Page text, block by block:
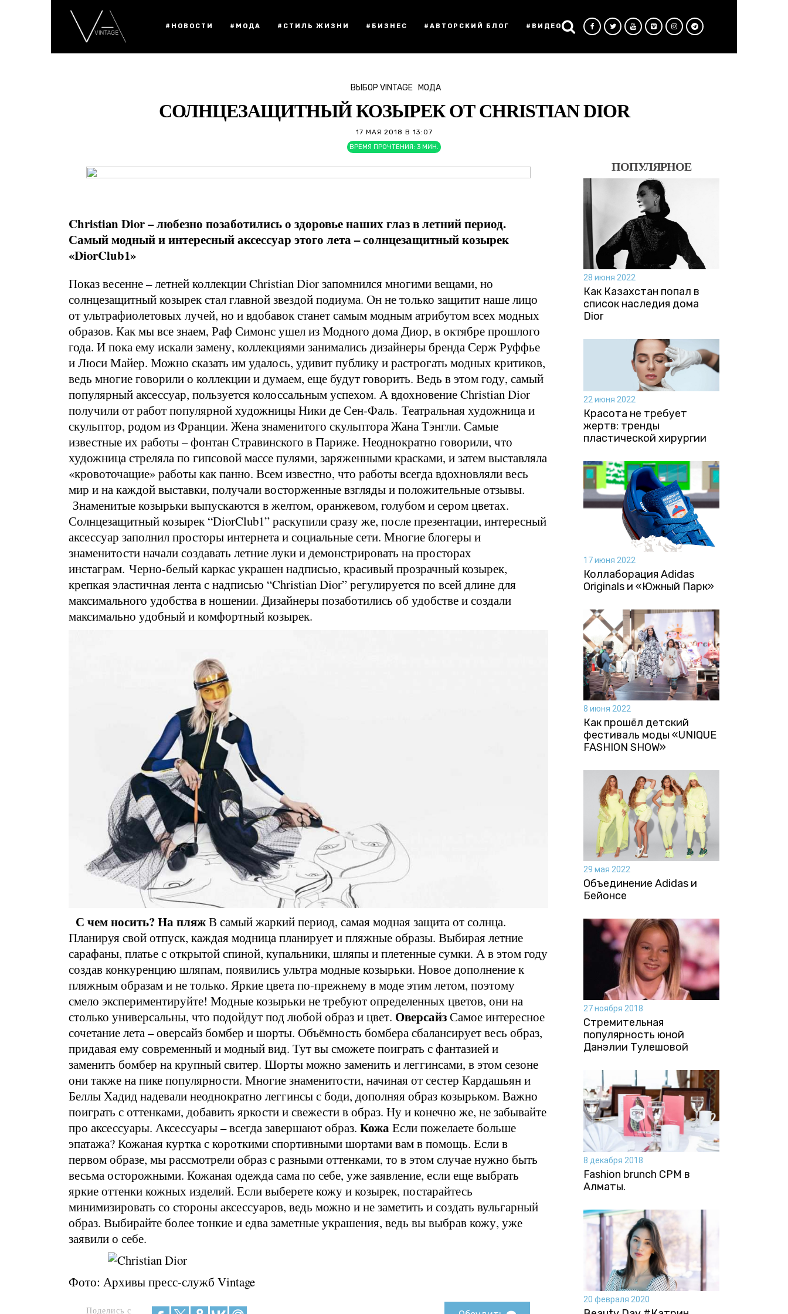
#НОВОСТИ #МОДА #СТИЛЬ ЖИЗНИ #БИЗНЕС #АВТОРСКИЙ БЛОГ #ВИДЕО
ВЫБОР VINTAGE МОДА
СОЛНЦЕЗАЩИТНЫЙ КОЗЫРЕК ОТ CHRISTIAN DIOR
17 МАЯ 2018 В 13:07
ВРЕМЯ ПРОЧТЕНИЯ: 3 МИН.
Christian Dior – любезно позаботились о здоровье наших глаз в летний период.
Самый модный и интересный аксессуар этого лета– солнцезащитный козырек
«DiorClub1»
Показ весенне – летней коллекции Christian Dior запомнился многими вещами, но
солнцезащитный козырек стал главной звездой подиума. Он не только защитит наше лицо
от ультрафиолетовых лучей, но и вдобавок станет самым модным атрибутом всех модных
образов. Как мы все знаем, Раф Симонс ушел из Модного дома Диор, в октябре прошлого
года. И пока ему искали замену, коллекциями занимались дизайнеры бренда Серж Руффье
и Люси Майер. Можно сказать им удалось, удивит публику и растрогать модных критиков,
ведь многие говорили о коллекции и думаем, еще будут говорить. Ведь в этом году, самый
популярный аксессуар, пользуется колоссальным успехом. А вдохновение Christian Dior
получили от работ популярной художницы Ники де Сен-Фаль. Театральная художница и
скульптор, родом из Франции. Жена знаменитого скульптора Жана Тэнгли. Самые
известные их работы – фонтан Стравинского в Париже. Неоднократно говорили, что
художница стреляла по гипсовой массе пулями, заряженными красками, и затем выставляла
«кровоточащие» работы как панно. Всем известно, что работы всегда вдохновляли весь
мир и на каждой выставки, получали восторженные взгляды и положительные отзывы.
Знаменитые козырьки выпускаются в желтом, оранжевом, голубом и сером цветах.
Солнцезащитный козырек “DiorClub1” раскупили сразу же, после презентации, интересный
аксессуар заполнил просторы интернета и социальные сети. Многие блогеры и
знаменитости начали создавать летние луки и демонстрировать на просторах
инстаграм. Черно-белый каркас украшен надписью, красивый прозрачный козырек,
крепкая эластичная лента с надписью “Christian Dior” регулируется по всей длине для
максимального удобства в ношении. Дизайнеры позаботились об удобстве и создали
максимально удобный и комфортный козырек.
С чем носить?На пляжВ самый жаркий период, самая модная защита от солнца.
Планируя свой отпуск, каждая модница планирует и пляжные образы. Выбирая летние
сарафаны, платье с открытой спиной, купальники, шляпы и плетенные сумки. А в этом году
создав конкуренцию шляпам, появились ультра модные козырьки. Новое дополнение к
пляжным образам и не только. Яркие цвета по-прежнему в моде этим летом, поэтому
смело экспериментируйте! Модные козырьки не требуют определенных цветов, они на
столько универсальны, что подойдут под любой образ и цвет. ОверсайзСамое интересное
сочетание лета – оверсайз бомбер и шорты. Объёмность бомбера сбалансирует весь образ,
придавая ему современный и модный вид. Тут вы сможете поиграть с фантазией и
заменить бомбер на крупный свитер. Шорты можно заменить и леггинсами, в этом сезоне
они также на пике популярности. Многие знаменитости, начиная от сестер Кардашьян и
Беллы Хадид надевали неоднократно леггинсы с боди, дополняя образ козырьком. Важно
поиграть с оттенками, добавить яркости и свежести в образ. Ну и конечно же, не забывайте
про аксессуары. Аксессуары – всегда завершают образ. КожаЕсли пожелаете больше
эпатажа? Кожаная куртка с короткими спортивными шортами вам в помощь. Если в
первом образе, мы рассмотрели образ с разными оттенками, то в этом случае нужно быть
весьма осторожными. Кожаная одежда сама по себе, уже заявление, если еще выбрать
яркие оттенки кожных изделий. Если выберете кожу и козырек, постарайтесь
минимизировать со стороны аксессуаров, ведь можно и не заметить и создать вульгарный
образ. Выбирайте более тонкие и едва заметные украшения, ведь вы выбрав кожу, уже
заявили о себе.
Фото: Архивы пресс-служб Vintage
Поделись с
ПОПУЛЯРНОЕ
28 июня 2022
Как Казахстан попал в
список наследия дома
Dior
22 июня 2022
Красота не требует
жертв: тренды
пластической хирургии
17 июня 2022
Коллаборация Аdidas
Originals и «Южный Парк»
8 июня 2022
Как прошёл детский
фестиваль моды «UNIQUE
FASHION SHOW»
29 мая 2022
Объединение Adidas и
Бейонсе
27 ноября 2018
Стремительная
популярность юной
Данэлии Тулешовой
8 декабря 2018
Fashion brunch CPM в
Алматы.
20 февраля 2020